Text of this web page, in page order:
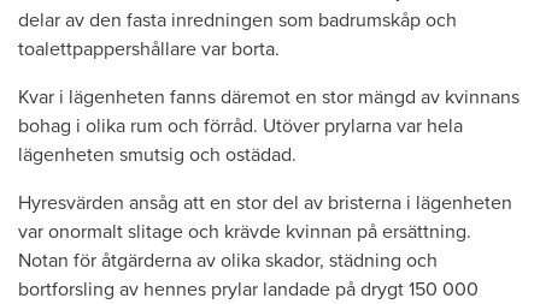
delar av den fasta inredningen som badrumskåp och
toalettpappershållare var borta.
Kvar i lägenheten fanns däremot en stor mängd av kvinnans
bohag i olika rum och förråd. Utöver prylarna var hela
lägenheten smutsig och ostädad.
Hyresvärden ansåg att en stor del av bristerna i lägenheten
var onormalt slitage och krävde kvinnan på ersättning.
Notan för åtgärderna av olika skador, städning och
bortforsling av hennes prylar landade på drygt 150 000